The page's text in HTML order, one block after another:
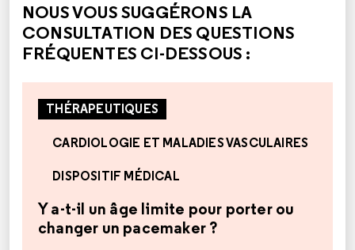
NOUS VOUS SUGGÉRONS LA
CONSULTATION DES QUESTIONS
FRÉQUENTES CI-DESSOUS :
THÉRAPEUTIQUES
CARDIOLOGIE ET MALADIES VASCULAIRES
DISPOSITIF MÉDICAL
Y a-t-il un âge limite pour porter ou
changer un pacemaker ?